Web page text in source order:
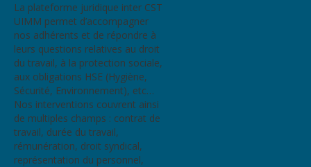
La plateforme juridique inter CST
UIMM permet d’accompagner
nos adhérents et de répondre à
leurs questions relatives au droit
du travail, à la protection sociale,
aux obligations HSE (Hygiène,
Sécurité, Environnement), etc…
Nos interventions couvrent ainsi
de multiples champs : contrat de
travail, durée du travail,
rémunération, droit syndical,
représentation du personnel,